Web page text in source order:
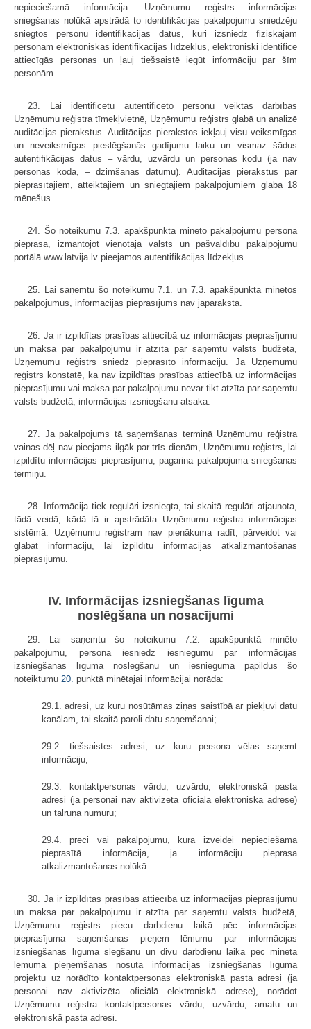
nepieciešamā informācija. Uzņēmumu reģistrs informācijas
sniegšanas nolūkā apstrādā to identifikācijas pakalpojumu sniedzēju
sniegtos personu identifikācijas datus, kuri izsniedz fiziskajām
personām elektroniskās identifikācijas līdzekļus, elektroniski identificē
attiecīgās personas un ļauj tiešsaistē iegūt informāciju par šīm
personām.
23. Lai identificētu autentificēto personu veiktās darbības
Uzņēmumu reģistra tīmekļvietnē, Uzņēmumu reģistrs glabā un analizē
auditācijas pierakstus. Auditācijas pierakstos iekļauj visu veiksmīgas
un neveiksmīgas pieslēgšanās gadījumu laiku un vismaz šādus
autentifikācijas datus – vārdu, uzvārdu un personas kodu (ja nav
personas koda, – dzimšanas datumu). Auditācijas pierakstus par
pieprasītajiem, atteiktajiem un sniegtajiem pakalpojumiem glabā 18
mēnešus.
24. Šo noteikumu 7.3. apakšpunktā minēto pakalpojumu persona
pieprasa, izmantojot vienotajā valsts un pašvaldību pakalpojumu
portālā www.latvija.lv pieejamos autentifikācijas līdzekļus.
25. Lai saņemtu šo noteikumu 7.1. un 7.3. apakšpunktā minētos
pakalpojumus, informācijas pieprasījums nav jāparaksta.
26. Ja ir izpildītas prasības attiecībā uz informācijas pieprasījumu
un maksa par pakalpojumu ir atzīta par saņemtu valsts budžetā,
Uzņēmumu reģistrs sniedz pieprasīto informāciju. Ja Uzņēmumu
reģistrs konstatē, ka nav izpildītas prasības attiecībā uz informācijas
pieprasījumu vai maksa par pakalpojumu nevar tikt atzīta par saņemtu
valsts budžetā, informācijas izsniegšanu atsaka.
27. Ja pakalpojums tā saņemšanas termiņā Uzņēmumu reģistra
vainas dēļ nav pieejams ilgāk par trīs dienām, Uzņēmumu reģistrs, lai
izpildītu informācijas pieprasījumu, pagarina pakalpojuma sniegšanas
termiņu.
28. Informācija tiek regulāri izsniegta, tai skaitā regulāri atjaunota,
tādā veidā, kādā tā ir apstrādāta Uzņēmumu reģistra informācijas
sistēmā. Uzņēmumu reģistram nav pienākuma radīt, pārveidot vai
glabāt informāciju, lai izpildītu informācijas atkalizmantošanas
pieprasījumu.
IV. Informācijas izsniegšanas līguma
noslēgšana un nosacījumi
29. Lai saņemtu šo noteikumu 7.2. apakšpunktā minēto
pakalpojumu, persona iesniedz iesniegumu par informācijas
izsniegšanas līguma noslēgšanu un iesniegumā papildus šo
noteiktumu 20. punktā minētajai informācijai norāda:
29.1. adresi, uz kuru nosūtāmas ziņas saistībā ar piekļuvi datu
kanālam, tai skaitā paroli datu saņemšanai;
29.2. tiešsaistes adresi, uz kuru persona vēlas saņemt
informāciju;
29.3. kontaktpersonas vārdu, uzvārdu, elektroniskā pasta
adresi (ja personai nav aktivizēta oficiālā elektroniskā adrese)
un tālruņa numuru;
29.4. preci vai pakalpojumu, kura izveidei nepieciešama
pieprasītā informācija, ja informāciju pieprasa
atkalizmantošanas nolūkā.
30. Ja ir izpildītas prasības attiecībā uz informācijas pieprasījumu
un maksa par pakalpojumu ir atzīta par saņemtu valsts budžetā,
Uzņēmumu reģistrs piecu darbdienu laikā pēc informācijas
pieprasījuma saņemšanas pieņem lēmumu par informācijas
izsniegšanas līguma slēgšanu un divu darbdienu laikā pēc minētā
lēmuma pieņemšanas nosūta informācijas izsniegšanas līguma
projektu uz norādīto kontaktpersonas elektroniskā pasta adresi (ja
personai nav aktivizēta oficiālā elektroniskā adrese), norādot
Uzņēmumu reģistra kontaktpersonas vārdu, uzvārdu, amatu un
elektroniskā pasta adresi.